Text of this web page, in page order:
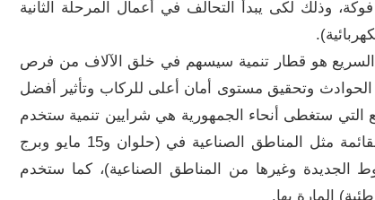
فوكة، وذلك لكى يبدأ التحالف في أعمال المرحلة الثانية
السريع هو قطار تنمية سيسهم في خلق الآلاف من فرص
الحوادث وتحقيق مستوى أمان أعلى للركاب وتأثير أفضل
التي ستغطى أنحاء الجمهورية هي شرايين تنمية ستخدم
المناطق الزراعية والعمرانية والصناعية الجديدة والقائمة مثل المناطق الصناعية في (حلوان و15 مايو وبرج
الجديدة وغيرها من المناطق الصناعية)، كما ستخدم
المارة بها.